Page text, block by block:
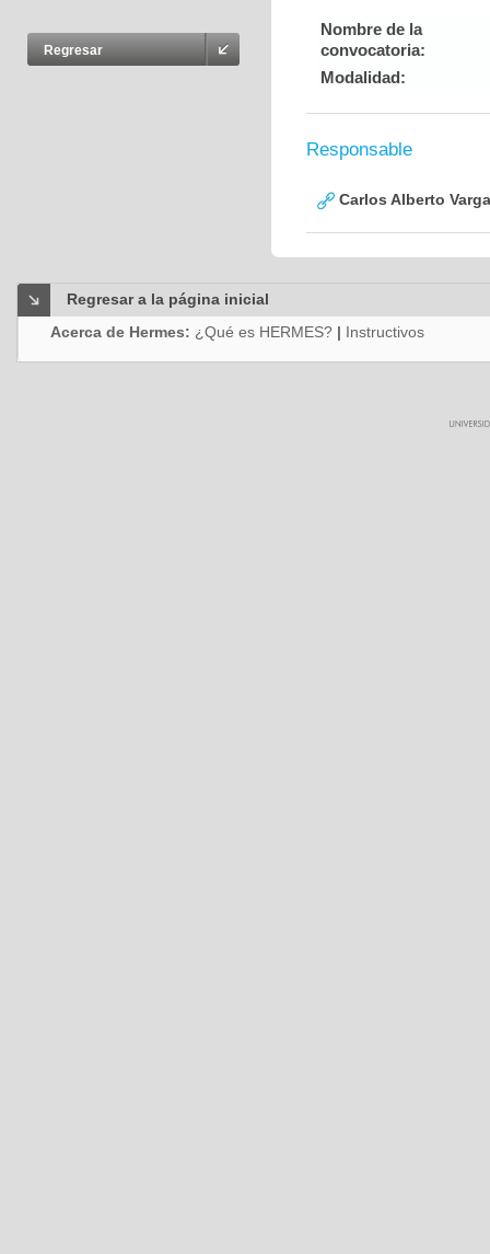
Regresar
Nombre de la
convocatoria:
Modalidad:
Responsable
Carlos Alberto
Regresar a la página inicial
Acerca de Hermes: ¿Qué es HERMES? | Instructivos